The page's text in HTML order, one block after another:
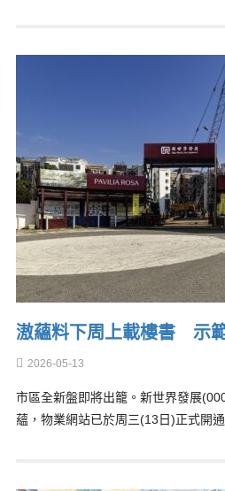
滶蘊料下周上載樓書 示
2026-05-13
市區全新盤即將出籠。新世界發展
蘊，物業網站已於周三(13日)正式開